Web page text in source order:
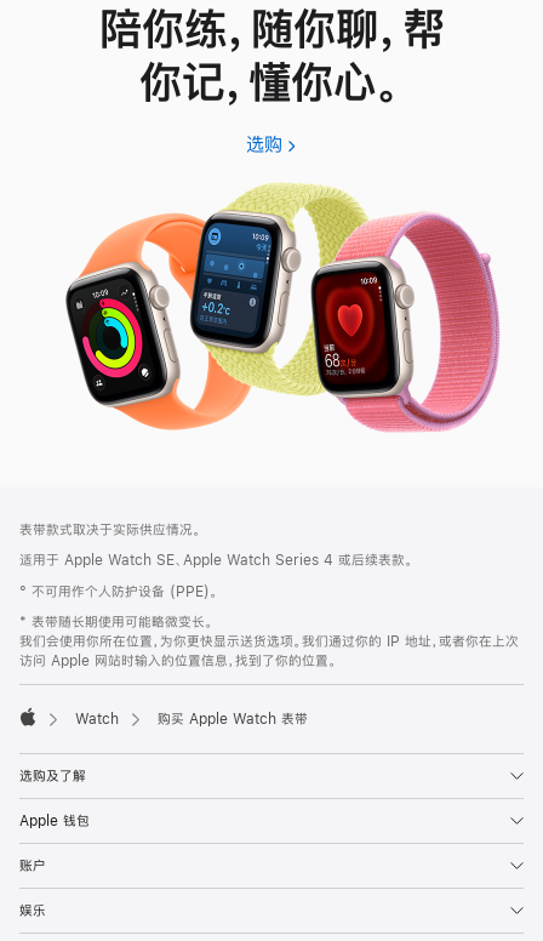
陪你练，随你聊，帮
你记，懂你心。
选购 Apple
SE
3
页
页
脚
注
表带款式取决于实际供应情况。
适用于 Apple Watch SE、Apple Watch Series 4 或后续表款。
° 不可用作个人防护设备 (PPE)。
* 表带随长期使用可能略微变长。
我们会使用你所在位置，为你更快显示送货选项。我们通过你的 IP 地址，或者你在上次
访问 Apple 网站时输入的位置信息，找到了你的位置。
Watch 购买 Apple Watch 表带
选购及了解
Apple 钱包
账户
娱乐